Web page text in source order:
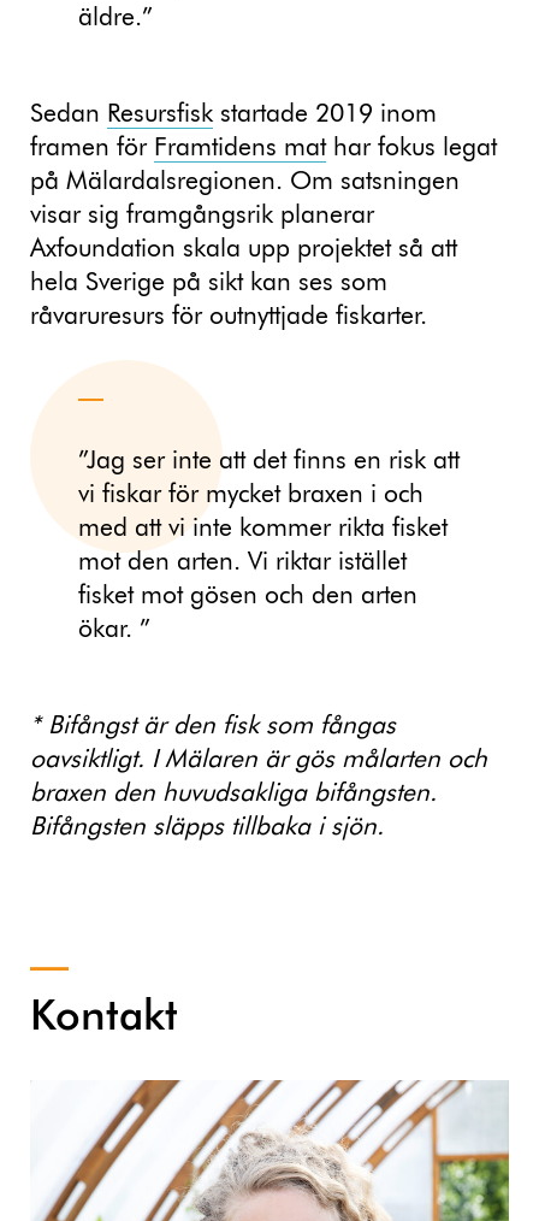
äldre.”
Sedan Resursfisk startade 2019 inom
framen för Framtidens mathar fokus legat
på Mälardalsregionen. Om satsningen
visar sig framgångsrik planerar
Axfoundation skala upp projektet så att
hela Sverige på sikt kan ses som
råvaruresurs för outnyttjade fiskarter.
”Jag ser inte att det finns en risk att
vi fiskar för mycket braxen i och
med att vi inte kommer rikta fisket
mot den arten. Vi riktar istället
fisket mot gösen och den arten
ökar. ”
* Bifångst är den fisk som fångas
oavsiktligt. I Mälaren är gös målarten och
braxen den huvudsakliga bifångsten.
Bifångsten släpps tillbaka i sjön.
Kontakt